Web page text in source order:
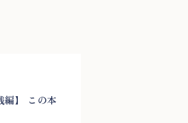
】 この本